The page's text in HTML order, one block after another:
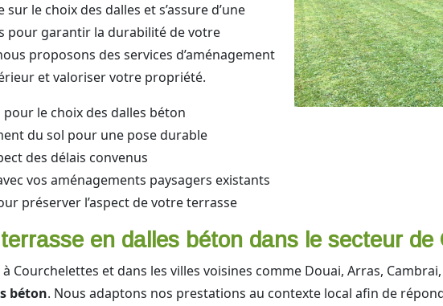
le choix des dalles et s’assure d’une
pour garantir la durabilité de votre
proposons des services d’aménagement
et valoriser votre propriété.
le choix des dalles béton
du sol pour une pose durable
des délais convenus
vos aménagements paysagers existants
préserver l’aspect de votre terrasse
en dalles béton dans le secteur
Courchelettes et dans les villes voisines comme Douai, Arras,
béton. Nous adaptons nos prestations au contexte local afin de